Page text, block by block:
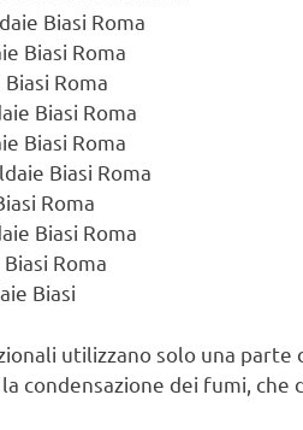
Biasi Roma
Biasi Roma
Roma
Biasi Roma
Biasi Roma
Biasi Roma
Roma
Biasi Roma
Roma
Biasi
utilizzano solo una parte
condensazione dei fumi, che